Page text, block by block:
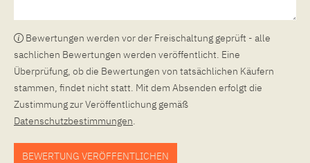
Bewertungen werden vor der Freischaltung geprüft - alle
sachlichen Bewertungen werden veröffentlicht. Eine
Überprüfung, ob die Bewertungen von tatsächlichen Käufern
stammen, findet nicht statt. Mit dem Absenden erfolgt die
Zustimmung zur Veröffentlichung gemäß
Datenschutzbestimmungen.
BEWERTUNG VERÖFFENTLICHEN